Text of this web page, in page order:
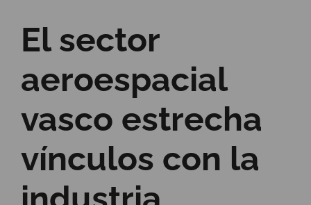
El sector
aeroespacial
vasco estrecha
vínculos con la